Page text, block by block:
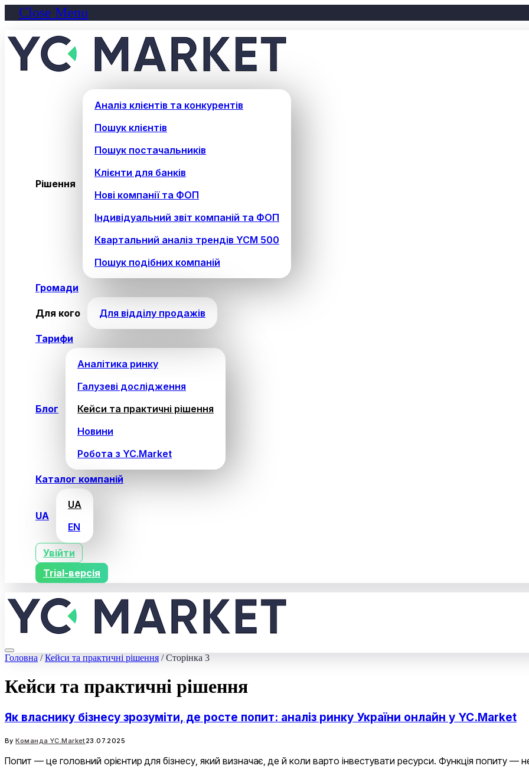
Close Menu
Рішення
Аналіз клієнтів та конкурентів
Пошук клієнтів
Пошук постачальників
Клієнти для банків
Нові компанії та ФОП
Індивідуальний звіт компаній та ФОП
Квартальний аналіз трендів YCM 500
Пошук подібних компаній
Громади
Для кого Для відділу продажів
Тарифи
Блог
Аналітика ринку
Галузеві дослідження
Кейси та практичні рішення
Новини
Робота з YC.Market
Каталог компаній
UA
UA
EN
Увійти
Trial-версія
Головна /Кейси та практичні рішення /Сторінка 3
Кейси та практичні рішення
Як власнику бізнесу зрозуміти, де росте попит: аналіз ринку України онлайн у YC.Market
By Команда YC.Market23.07.2025
Попит — це головний орієнтир для бізнесу, який визначає, де й коли варто інвестувати ресурси. Функція попиту —